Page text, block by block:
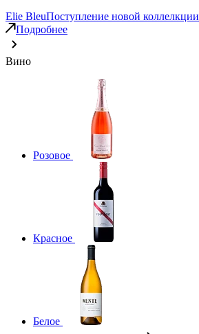
Elie BleuПоступление новой коллелкции
Подробнее
Вино
Розовое
Красное
Белое